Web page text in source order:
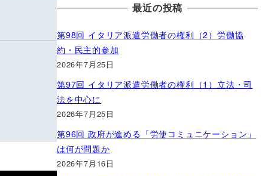
最近の投稿
第98回 イタリア派遣労働者の権利（2）労働協
約・民主的参加
2026年7月25日
第97回 イタリア派遣労働者の権利（1）立法・司
法を中心に
2026年7月25日
第96回 政府が進める「労使コミュニケーション」
は何が問題か
2026年7月16日